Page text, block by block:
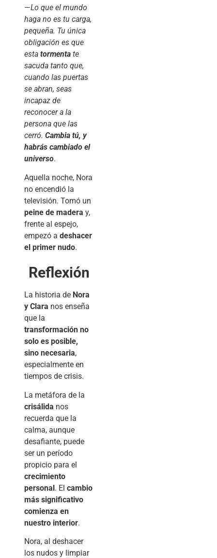
—Lo que el mundo
haga no es tu carga,
pequeña. Tu única
obligación es que
esta tormenta te
sacuda tanto que,
cuando las puertas
se abran, seas
incapaz de
reconocer a la
persona que las
cerró. Cambia tú, y
habrás cambiado el
universo.
Aquella noche, Nora
no encendió la
televisión. Tomó un
peine de madera y,
frente al espejo,
empezó a deshacer
el primer nudo.
Reflexión
La historia de Nora
y Clara nos enseña
que la
transformación no
solo es posible,
sino necesaria,
especialmente en
tiempos de crisis.
La metáfora de la
crisálida nos
recuerda que la
calma, aunque
desafiante, puede
ser un período
propicio para el
crecimiento
personal. El cambio
más significativo
comienza en
nuestro interior.
Nora, al deshacer
los nudos y limpiar